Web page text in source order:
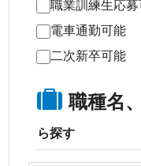
職業訓練生応
電車通勤可能
二次新卒可能
職種名
ら探す